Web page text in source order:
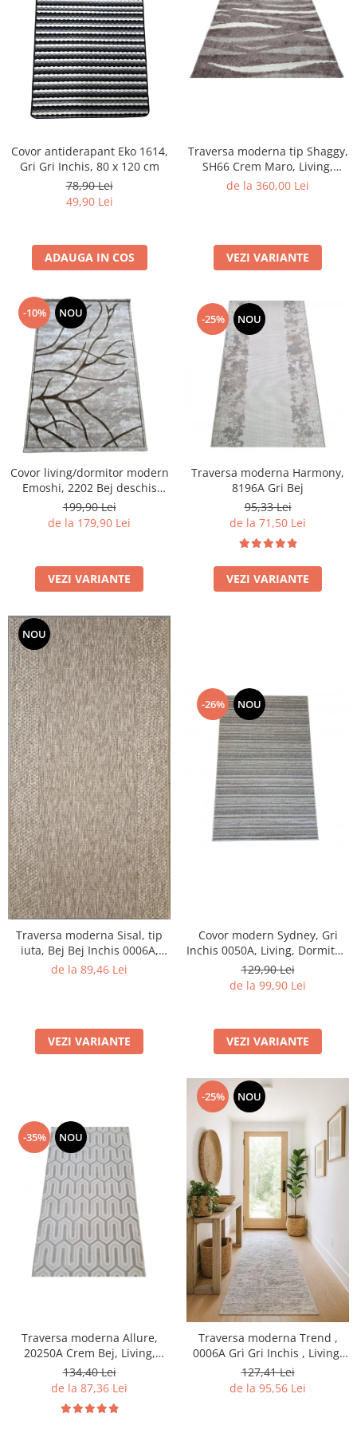
Covor antiderapant Eko 1614,
Gri Gri Inchis, 80 x 120 cm
78,90 Lei
49,90 Lei
ADAUGA IN COS
Traversa moderna tip Shaggy,
SH66 Crem Maro, Living,
Dormitor
de la 360,00 Lei
VEZI VARIANTE
-10% NOU
Covor living/dormitor modern
Emoshi, 2202 Bej deschis
Maro
199,90 Lei
de la 179,90 Lei
VEZI VARIANTE
-25% NOU
Traversa moderna Harmony,
8196A Gri Bej
95,33 Lei
de la 71,50 Lei
VEZI VARIANTE
NOU
Traversa moderna Sisal, tip
iuta, Bej Bej Inchis 0006A,
Living, Dormitor, Hol,
de la 89,46 Lei
VEZI VARIANTE
-26% NOU
Covor modern Sydney, Gri
Inchis 0050A, Living, Dormitor,
Hol, Bucatarie, 200 x 290 cm
129,90 Lei
de la 99,90 Lei
VEZI VARIANTE
-35% NOU
Traversa moderna Allure,
20250A Crem Bej, Living,
Dormitor, Hol
134,40 Lei
de la 87,36 Lei
-25% NOU
Traversa moderna Trend ,
0006A Gri Gri Inchis , Living,
Dormitor, Hol
127,41 Lei
de la 95,56 Lei